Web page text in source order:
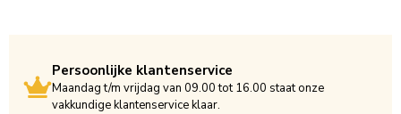
Persoonlijke klantenservice
Maandag t/m vrijdag van 09.00 tot 16.00 staat onze
vakkundige klantenservice klaar.